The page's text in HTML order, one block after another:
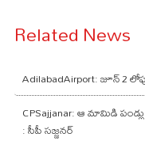
Related News
AdilabadAirport: జూన్ 2
CPSajjanar: ఆ మామిడి
: సీపీ సజ్జనర్